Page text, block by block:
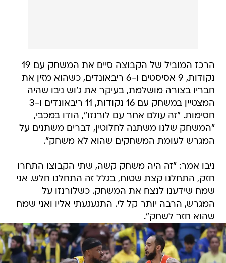
הרכז המוביל של הקבוצה סיים את המשחק עם 19
נקודות, 9 אסיסטים ו-6 ריבאונדים, כשהוא מזין את
חבריו בצורה מושלמת, בעיקר את ג'וש ניבו שהיה
המצטיין במשחק עם 16 נקודות, 11 ריבאונדים ו-3
חסימות. "זה עולם אחר עם לורנזו", הודו במכבי,
"המשחק שלנו משתנה לחלוטין, דברים משתנים על
המגרש לעומת המשחקים שהוא לא משחק".
ניבו אמר: "זה היה משחק קשה, שתי הקבוצו התחרו
חזק, התחלנו קצת שטוח, בגלל זה התחלנו חלש. אני
שמח שידענו לנצח את המשחק. כשלורנזו על
המגרש, הרבה יותר קל לי. התגעגעתי אליו ואני שמח
שהוא חזר לשחק".